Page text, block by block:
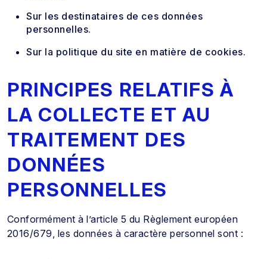
Sur les destinataires de ces données
personnelles.
Sur la politique du site en matière de cookies.
PRINCIPES RELATIFS À
LA COLLECTE ET AU
TRAITEMENT DES
DONNÉES
PERSONNELLES
Conformément à l’article 5 du Règlement européen
2016/679, les données à caractère personnel sont :